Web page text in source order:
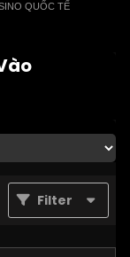
QUỐC TẾ
Filter